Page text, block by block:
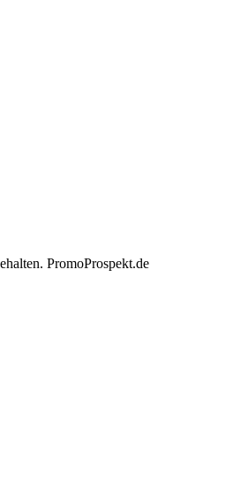
PromoProspekt.de